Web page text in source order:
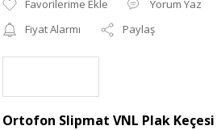
Yorum Yaz
Fiyat Alarmı
Paylaş
Ortofon Slipmat VNL Plak Keçesi